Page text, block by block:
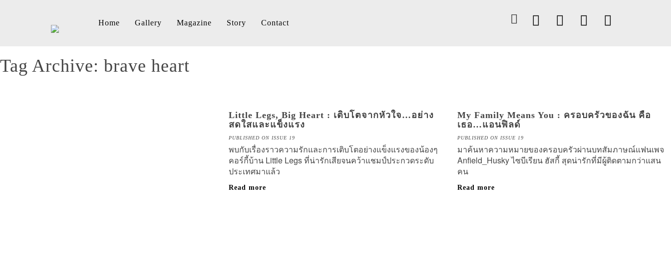
Home Gallery Magazine Story Contact
Tag Archive: brave heart
Little Legs, Big Heart : เติบโตจากหัวใจ…อย่าง
สดใสและแข็งแรง
PUBLISHED ON ISSUE 19
พบกับเรื่องราวความรักและการเติบโตอย่างแข็งแรงของน้องๆ
คอร์กี้บ้าน Little Legs ที่น่ารักเสียจนคว้าแชมป์ประกวดระดับ
ประเทศมาแล้ว
Read more
My Family Means You : ครอบครัวของฉัน คือ
เธอ…แอนฟิลด์
PUBLISHED ON ISSUE 19
มาค้นหาความหมายของครอบครัวผ่านบทสัมภาษณ์แฟนเพจ
Anfield_Husky ไซบีเรียน ฮัสกี้ สุดน่ารักที่มีผู้ติดตามกว่าแสน
คน
Read more